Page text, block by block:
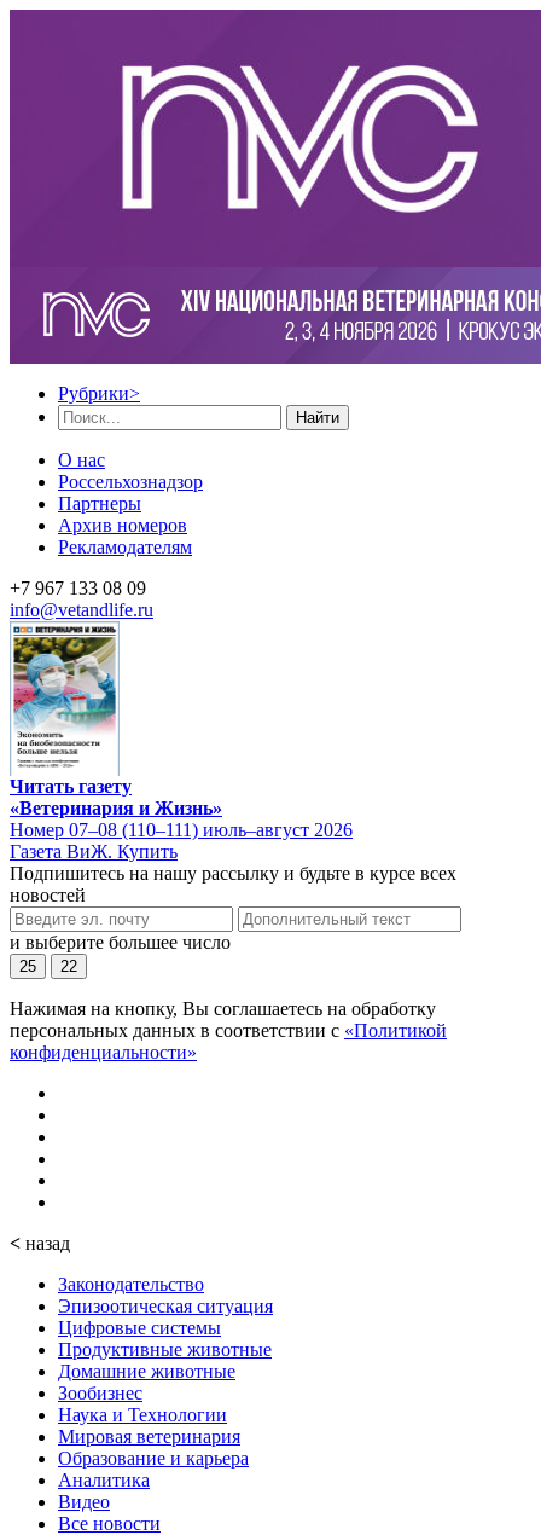
Рубрики>
Найти
О нас
Россельхознадзор
Партнеры
Архив номеров
Рекламодателям
+7 967 133 08 09
info@vetandlife.ru
Читать газету
«Ветеринария и Жизнь»
Номер 07–08 (110–111) июль–август 2026
Газета ВиЖ. Купить
Подпишитесь на нашу рассылку и будьте в курсе всех
новостей
и выберите большее число
25 22
Нажимая на кнопку, Вы соглашаетесь на обработку
персональных данных в соответствии с «Политикой
конфиденциальности»
< назад
Законодательство
Эпизоотическая ситуация
Цифровые системы
Продуктивные животные
Домашние животные
Зообизнес
Наука и Технологии
Мировая ветеринария
Образование и карьера
Аналитика
Видео
Все новости